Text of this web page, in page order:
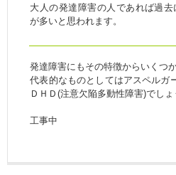
大人の発達障害の人であれば過
が多いと思われます。
発達障害にもその特徴からいくつ
代表的なものとしてはアスペルガ
ＤＨＤ(注意欠陥多動性障害)でしょ
工事中